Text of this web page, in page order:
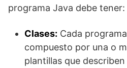
programa Java debe tener:
Clases: Cada
compuesto por una o
plantillas que